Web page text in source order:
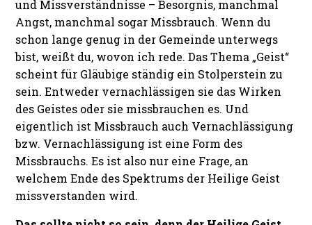
und Missverständnisse – Besorgnis, manchmal
Angst, manchmal sogar Missbrauch. Wenn du
schon lange genug in der Gemeinde unterwegs
bist, weißt du, wovon ich rede. Das Thema „Geist“
scheint für Gläubige ständig ein Stolperstein zu
sein. Entweder vernachlässigen sie das Wirken
des Geistes oder sie missbrauchen es. Und
eigentlich ist Missbrauch auch Vernachlässigung
bzw. Vernachlässigung ist eine Form des
Missbrauchs. Es ist also nur eine Frage, an
welchem Ende des Spektrums der Heilige Geist
missverstanden wird.